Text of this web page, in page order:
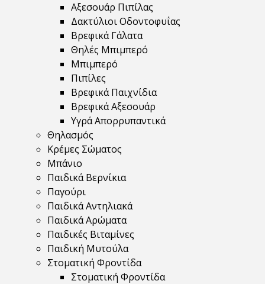
Αξεσουάρ Πιπίλας
Δακτύλιοι Οδοντοφυΐας
Βρεφικά Γάλατα
Θηλές Μπιμπερό
Μπιμπερό
Πιπίλες
Βρεφικά Παιχνίδια
Βρεφικά Αξεσουάρ
Υγρά Απορρυπαντικά
Θηλασμός
Κρέμες Σώματος
Μπάνιο
Παιδικά Βερνίκια
Παγούρι
Παιδικά Αντηλιακά
Παιδικά Αρώματα
Παιδικές Βιταμίνες
Παιδική Μυτούλα
Στοματική Φροντίδα
Στοματική Φροντίδα